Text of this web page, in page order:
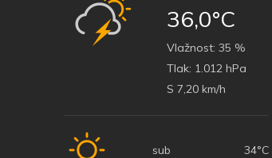
36,0°C
Vlažnost: 35 %
Tlak: 1.012 hPa
S 7,20 km/h
sub 34°C